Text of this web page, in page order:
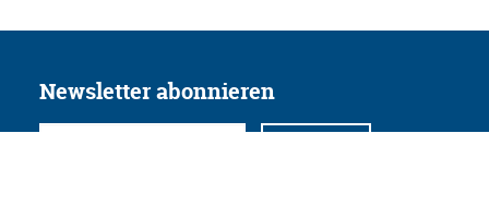
Newsletter abonnieren